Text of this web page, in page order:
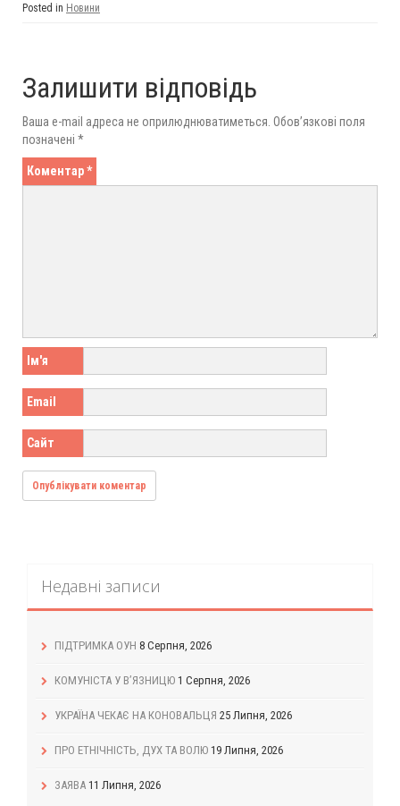
Posted in Новини
Залишити відповідь
Ваша e-mail адреса не оприлюднюватиметься. Обов’язкові поля
позначені *
Коментар*
Ім'я
Email
Сайт
Недавні записи
ПІДТРИМКА ОУН 8 Серпня, 2026
КОМУНІСТА У В’ЯЗНИЦЮ 1 Серпня, 2026
УКРАЇНА ЧЕКАЄ НА КОНОВАЛЬЦЯ 25 Липня, 2026
ПРО ЕТНІЧНІСТЬ, ДУХ ТА ВОЛЮ 19 Липня, 2026
ЗАЯВА 11 Липня, 2026